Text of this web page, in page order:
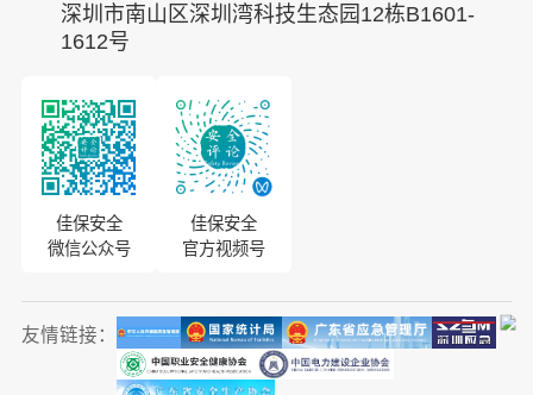
深圳市南山区深圳湾科技生态园12栋B1601-
1612号
佳保安全
微信公众号
佳保安全
官方视频号
8S安全服务联盟
投资者关系
友情链接：